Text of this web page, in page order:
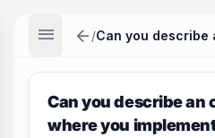
menu arrow_back /
Can you describe an
where you